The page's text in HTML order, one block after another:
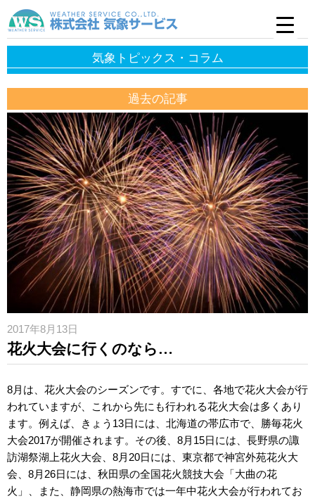
気象トピックス・コラム
過去の記事
2017年8月13日
花火大会に行くのなら…
8月は、花火大会のシーズンです。すでに、各地で花火大会が行
われていますが、これから先にも行われる花火大会は多くあり
ます。例えば、きょう13日には、北海道の帯広市で、勝毎花火
大会2017が開催されます。その後、8月15日には、長野県の諏
訪湖祭湖上花火大会、8月20日には、東京都で神宮外苑花火大
会、8月26日には、秋田県の全国花火競技大会「大曲の花
火」、また、静岡県の熱海市では一年中花火大会が行われてお